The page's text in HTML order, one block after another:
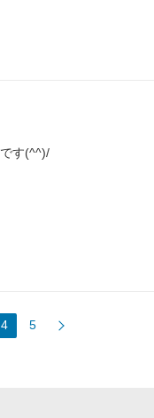
す(^^)/
4 5